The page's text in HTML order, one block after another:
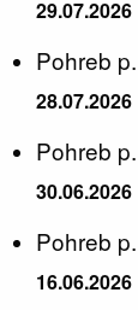
29.07.2026
Pohreb
28.07.2026
Pohreb
30.06.2026
Pohreb
16.06.2026